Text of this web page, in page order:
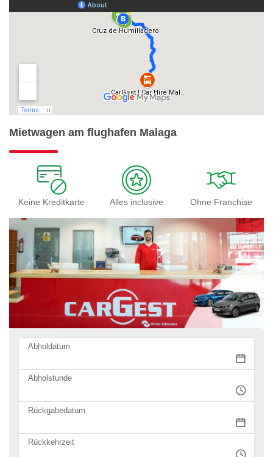
Mietwagen am flughafen Malaga
Keine Kreditkarte Alles inclusive Ohne Franchise
Abholdatum
Abholstunde
Rückgabedatum
Rückkehrzeit